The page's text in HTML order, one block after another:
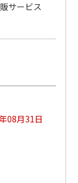
袋
サービス
08月31日